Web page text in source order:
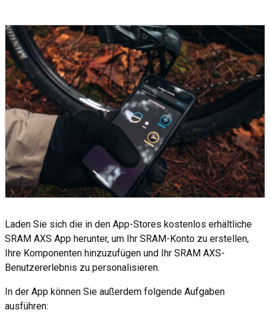
Laden Sie sich die in den App-Stores kostenlos erhältliche
SRAM AXS App herunter, um Ihr SRAM-Konto zu erstellen,
Ihre Komponenten hinzuzufügen und Ihr SRAM AXS-
Benutzererlebnis zu personalisieren.
In der App können Sie außerdem folgende Aufgaben
ausführen: